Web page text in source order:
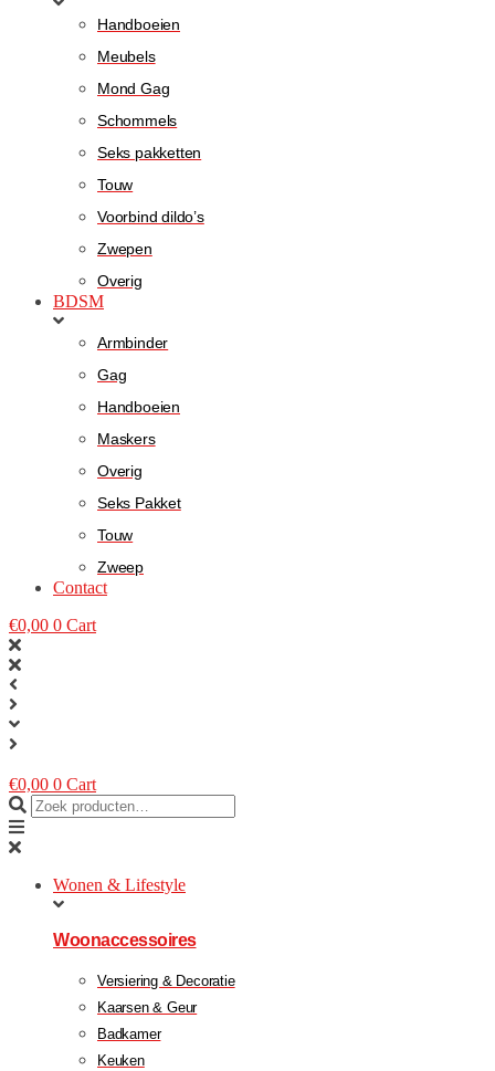
Handboeien
Meubels
Mond Gag
Schommels
Seks pakketten
Touw
Voorbind dildo’s
Zwepen
Overig
BDSM
Armbinder
Gag
Handboeien
Maskers
Overig
Seks Pakket
Touw
Zweep
Contact
€0,00 0 Cart
€0,00 0 Cart
Wonen & Lifestyle
Woonaccessoires
Versiering & Decoratie
Kaarsen & Geur
Badkamer
Keuken